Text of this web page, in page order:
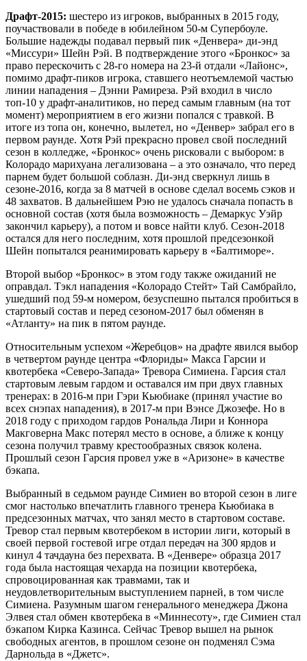
Драфт-2015: шестеро из игроков, выбранных в 2015 году,
поучаствовали в победе в юбилейном 50-м Супербоуле.
Большие надежды подавал первый пик «Денвера» ди-энд
«Миссури» Шейн Рэй. В подтверждение этого «Бронкос» за
право перескочить с 28-го номера на 23-й отдали «Лайонс»,
помимо драфт-пиков игрока, ставшего неотъемлемой частью
линии нападения – Дэнни Рамиреза. Рэй входил в число
топ-10 у драфт-аналитиков, но перед самым главным (на тот
момент) мероприятием в его жизни попался с травкой. В
итоге из топа он, конечно, вылетел, но «Денвер» забрал его в
первом раунде. Хотя Рэй прекрасно провел свой последний
сезон в колледже, «Бронкос» очень рисковали с выбором: в
Колорадо марихуана легализована – а это означало, что перед
парнем будет большой соблазн. Ди-энд сверкнул лишь в
сезоне-2016, когда за 8 матчей в основе сделал восемь сэков и
48 захватов. В дальнейшем Рэю не удалось сначала попасть в
основной состав (хотя была возможность – Демаркус Уэйр
закончил карьеру), а потом и вовсе найти клуб. Сезон-2018
остался для него последним, хотя прошлой предсезонкой
Шейн попытался реанимировать карьеру в «Балтиморе».
Второй выбор «Бронкос» в этом году также ожиданий не
оправдал. Тэкл нападения «Колорадо Стейт» Тай Самбрайло,
ушедший под 59-м номером, безуспешно пытался пробиться в
стартовый состав и перед сезоном-2017 был обменян в
«Атланту» на пик в пятом раунде.
Относительным успехом «Жеребцов» на драфте явился выбор
в четвертом раунде центра «Флориды» Макса Гарсии и
квотербека «Северо-Запада» Тревора Симиена. Гарсия стал
стартовым левым гардом и оставался им при двух главных
тренерах: в 2016-м при Гэри Кьюбиаке (принял участие во
всех снэпах нападения), в 2017-м при Вэнсе Джозефе. Но в
2018 году с приходом гардов Рональда Лири и Коннора
Макговерна Макс потерял место в основе, а ближе к концу
сезона получил травму крестообразных связок колена.
Прошлый сезон Гарсия провел уже в «Аризоне» в качестве
бэкапа.
Выбранный в седьмом раунде Симиен во второй сезон в лиге
смог настолько впечатлить главного тренера Кьюбиака в
предсезонных матчах, что занял место в стартовом составе.
Тревор стал первым квотербеком в истории лиги, который в
своей первой гостевой игре отдал передач на 300 ярдов и
кинул 4 тачдауна без перехвата. В «Денвере» образца 2017
года была настоящая чехарда на позиции квотербека,
спровоцированная как травмами, так и
неудовлетворительным выступлением парней, в том числе
Симиена. Разумным шагом генерального менеджера Джона
Элвея стал обмен квотербека в «Миннесоту», где Симиен стал
бэкапом Кирка Казинса. Сейчас Тревор вышел на рынок
свободных агентов, в прошлом сезоне он подменял Сэма
Дарнольда в «Джетс».